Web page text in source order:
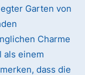
Garten von
Charme
als einem
dass die